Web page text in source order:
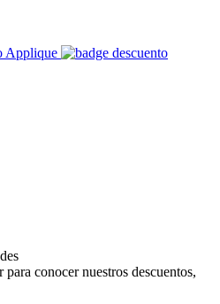
conocer nuestros descuentos,